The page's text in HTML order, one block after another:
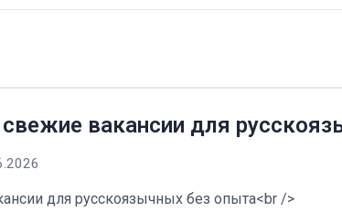
вакансии для
для русскоязычных без опыта<br />